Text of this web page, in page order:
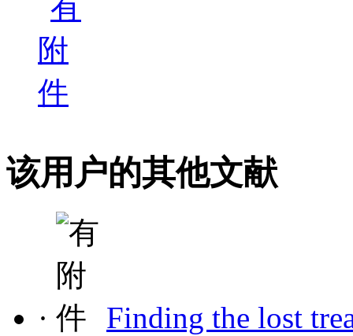
该用户的其他文献
· Finding the lost